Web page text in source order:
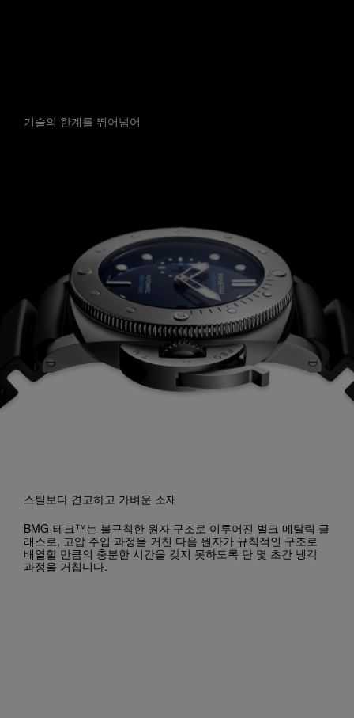
기술의 한계를 뛰어넘어
스틸보다 견고하고 가벼운 소재
BMG-테크™는 불규칙한 원자 구조로 이루어진 벌크 메탈릭 글
래스로, 고압 주입 과정을 거친 다음 원자가 규칙적인 구조로
배열할 만큼의 충분한 시간을 갖지 못하도록 단 몇 초간 냉각
과정을 거칩니다.